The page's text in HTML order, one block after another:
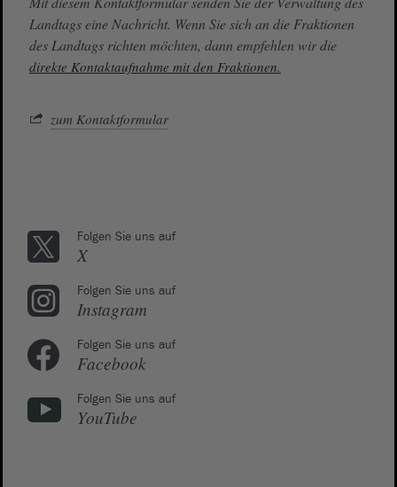
Landtags eine Nachricht. Wenn Sie sich an die Fraktionen
des Landtags richten möchten, dann empfehlen wir die
direkte Kontaktaufnahme mit den Fraktionen.
zum Kontaktformular
Folgen Sie uns auf
X
Folgen Sie uns auf
Instagram
Folgen Sie uns auf
Facebook
Folgen Sie uns auf
YouTube